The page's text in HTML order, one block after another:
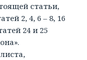
статьи,
2, 4, 6 – 8, 16
24 и 25